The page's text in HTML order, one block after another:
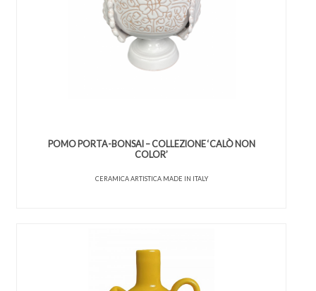
POMO PORTA-BONSAI – COLLEZIONE ‘CALÒ NON
COLOR’
CERAMICA ARTISTICA MADE IN ITALY